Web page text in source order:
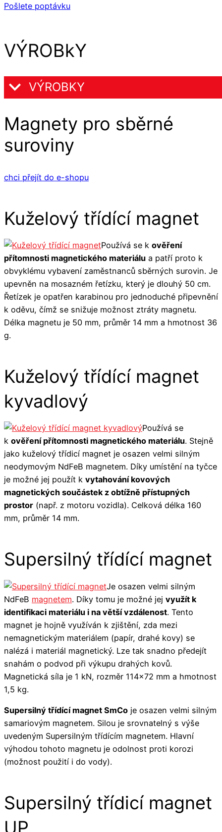
Pošlete poptávku
VÝROBkY
VÝROBKY
Magnety pro sběrné
suroviny
chci přejít do e-shopu
Kuželový třídící magnet
Používá se k ověření
přítomnosti magnetického materiálu a patří proto k
obvyklému vybavení zaměstnanců sběrných surovin. Je
upevněn na mosazném řetízku, který je dlouhý 50 cm.
Řetízek je opatřen karabinou pro jednoduché připevnění
k oděvu, čímž se snižuje možnost ztráty magnetu.
Délka magnetu je 50 mm, průměr 14 mm a hmotnost 36
g.
Kuželový třídící magnet
kyvadlový
Používá se
k ověření přítomnosti magnetického materiálu. Stejně
jako kuželový třídicí magnet je osazen velmi silným
neodymovým NdFeB magnetem. Díky umístění na tyčce
je možné jej použít k vytahování kovových
magnetických součástek z obtížně přístupných
prostor (např. z motoru vozidla). Celková délka 160
mm, průměr 14 mm.
Supersilný třídící magnet
Je osazen velmi silným
NdFeB magnetem. Díky tomu je možné jej využít k
identifikaci materiálu i na větší vzdálenost. Tento
magnet je hojně využíván k zjištění, zda mezi
nemagnetickým materiálem (papír, drahé kovy) se
nalézá i materiál magnetický. Lze tak snadno předejít
snahám o podvod při výkupu drahých kovů.
Magnetická síla je 1 kN, rozměr 114x72 mm a hmotnost
1,5 kg.
Supersilný třídící magnet SmCo je osazen velmi silným
samariovým magnetem. Silou je srovnatelný s výše
uvedeným Supersilným třídícím magnetem. Hlavní
výhodou tohoto magnetu je odolnost proti korozi
(možnost použití i do vody).
Supersilný třídicí magnet
UP